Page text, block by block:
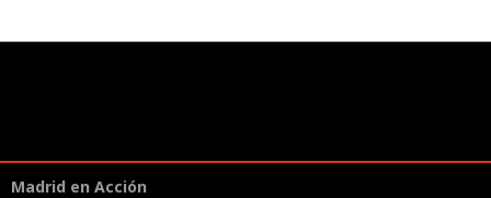
Madrid en Acción